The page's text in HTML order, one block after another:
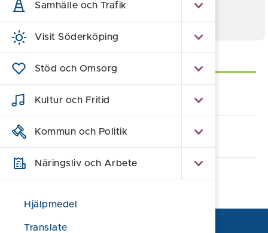
Samhälle och Trafik
Visit Söderköping
Stöd och Omsorg
Kultur och Fritid
Kommun och Politik
Näringsliv och Arbete
Hjälpmedel
Translate
Affisch om sortering
Självservice
Lämna synpunkt/klagomål
Alla e-tjänster och blanketter